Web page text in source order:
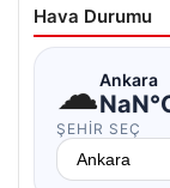
Hava Durumu
☁Ankara
ŞEHIR SEÇ